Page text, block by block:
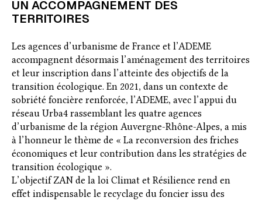
UN ACCOMPAGNEMENT DES
TERRITOIRES
Les agences d’urbanisme de France et l’ADEME
accompagnent désormais l’aménagement des territoires
et leur inscription dans l’atteinte des objectifs de la
transition écologique. En 2021, dans un contexte de
sobriété foncière renforcée, l’ADEME, avec l’appui du
réseau Urba4 rassemblant les quatre agences
d’urbanisme de la région Auvergne-Rhône-Alpes, a mis
à l’honneur le thème de « La reconversion des friches
économiques et leur contribution dans les stratégies de
transition écologique ».
L’objectif ZAN de la loi Climat et Résilience rend en
effet indispensable le recyclage du foncier issu des